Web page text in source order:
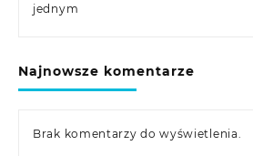
jednym
Najnowsze komentarze
Brak komentarzy do wyświetlenia.